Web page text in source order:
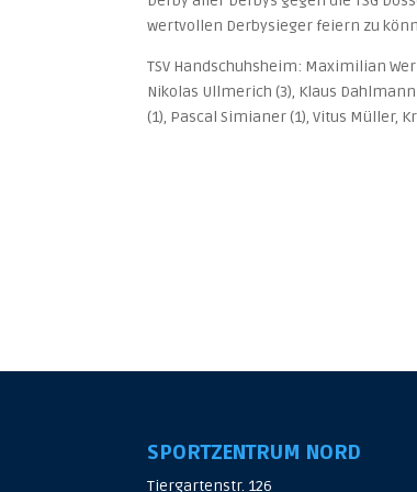
wertvollen Derbysieger feiern zu
TSV Handschuhsheim: Maximilian
Nikolas Ullmerich (3), Klaus
(1), Pascal Simianer (1), Vitus Müller,
SPORTZENTRUM NORD
Tiergartenstr. 126